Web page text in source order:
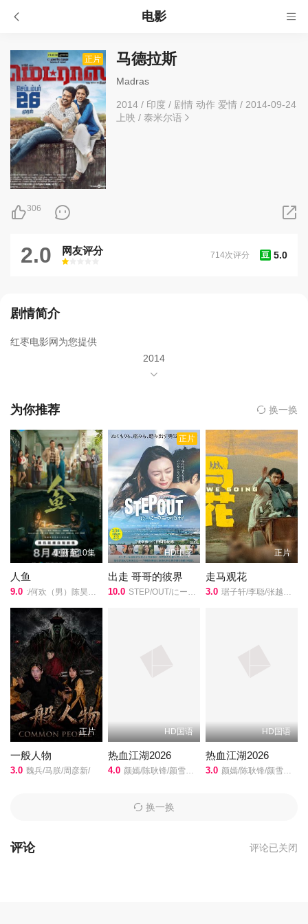
电影
正片 马德拉斯
Madras
2014 / 印度 / 剧情 动作 爱情/ 2014-09-24
上映 / 泰米尔语
306
2.0 网友评分
很差
较差还行推荐
力荐
豆 5.0
714次评分
剧情简介
红枣电影网为您提供
2014
Kalaiyarasan
主演,
Pa. Ranjith
导演的《马德拉斯》在线观看,《马德拉斯》百度云网盘资源以及
《马德拉斯》高清mp4迅雷下载，希望您能喜欢！
卡里是钦奈一个普普通通的当地人，他是他妈妈的宠儿，同时也是
他的帮派中受教育程度最高的人。他有无忧无虑的生活，有朋友安
布和喜欢的女孩。但是，一堵充满谣言并为两个帮派争夺的墙，使
他的生活出现了转变。卡里的好友被杀，而这一切的背后，都与那
堵墙脱离不了关系，而这墙的背后隐藏着一个阴谋。
为你推荐 换一换
更新至10集
人鱼
9.0 :/何欢（男）陈昊明卢鑫仁青娜姆/
正片
HD中字
出走 哥哥的彼界
10.0 STEP/OUT/にーにーのニライカナイ/
正片
走马观花
3.0 琚子轩/李聪/张越宁/高深/
正片
一般人物
3.0 魏兵/马朕/周彦新/
HD国语
热血江湖2026
4.0 颜嫣/陈耿锋/颜雪凡/朱瑞祥/钟夫翔/
HD国语
热血江湖2026
3.0 颜嫣/陈耿锋/颜雪凡/朱瑞祥/钟夫翔/
换一换
评论 评论已关闭